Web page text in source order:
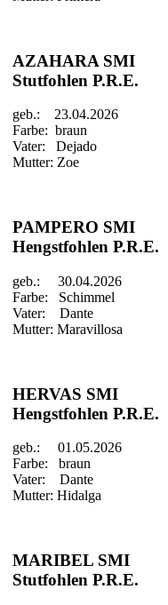
AZAHARA SMI
Stutfohlen P.R.E.
geb.: 23.04.2026
Farbe: braun
Vater: Dejado
Mutter: Zoe
PAMPERO SMI
Hengstfohlen P.R.E.
geb.: 30.04.2026
Farbe: Schimmel
Vater: Dante
Mutter: Maravillosa
HERVAS SMI
Hengstfohlen P.R.E.
geb.: 01.05.2026
Farbe: braun
Vater: Dante
Mutter: Hidalga
MARIBEL SMI
Stutfohlen P.R.E.